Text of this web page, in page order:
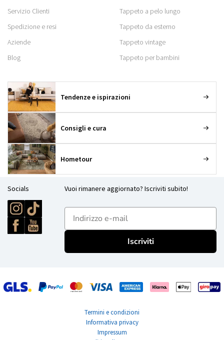
Servizio Clienti
Spedizione e resi
Aziende
Blog
Tappeto a pelo lungo
Tappeto da esterno
Tappeto vintage
Tappeto per bambini
Tendenze e ispirazioni
Consigli e cura
Hometour
Socials Vuoi rimanere aggiornato? Iscriviti subito!
E-mailadres
Iscriviti
Termini e condizioni
Informativa privacy
Impressum